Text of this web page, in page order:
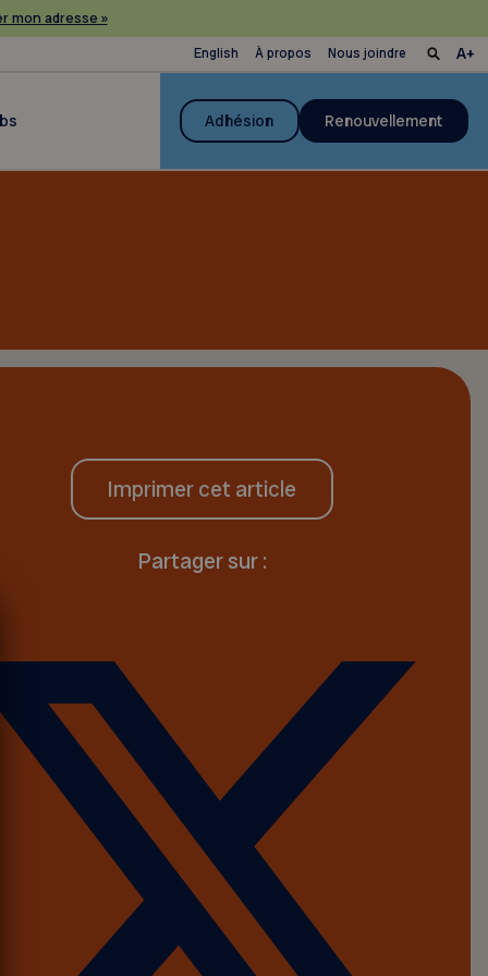
mon adresse »
English À propos Nous joindre
Adhésion Renouvellement
Imprimer cet article
Partager sur :